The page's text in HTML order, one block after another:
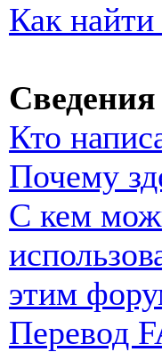
Как
Кто
Почему
С кем
этим
Перевод